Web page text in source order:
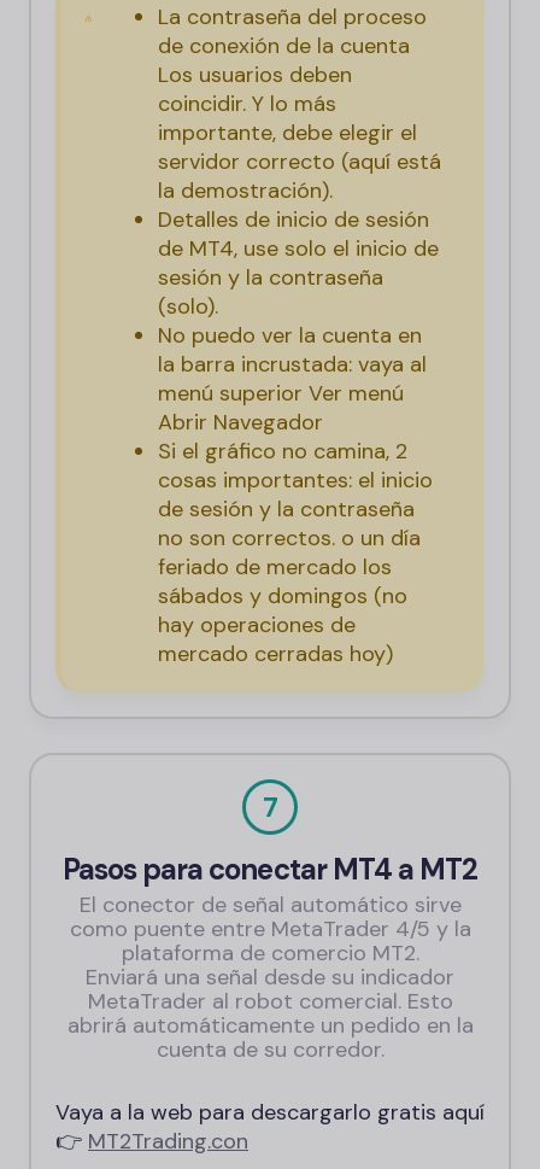
La contraseña del proceso
de conexión de la cuenta
Los usuarios deben
coincidir. Y lo más
importante, debe elegir el
servidor correcto (aquí está
la demostración).
Detalles de inicio de sesión
de MT4, use solo el inicio de
sesión y la contraseña
(solo).
No puedo ver la cuenta en
la barra incrustada: vaya al
menú superior Ver menú
Abrir Navegador
Si el gráfico no camina, 2
cosas importantes: el inicio
de sesión y la contraseña
no son correctos. o un día
feriado de mercado los
sábados y domingos (no
hay operaciones de
mercado cerradas hoy)
7
Pasos para conectar MT4 a MT2
El conector de señal automático sirve
como puente entre MetaTrader 4/5 y la
plataforma de comercio MT2.
Enviará una señal desde su indicador
MetaTrader al robot comercial. Esto
abrirá automáticamente un pedido en la
cuenta de su corredor.
Vaya a la web para descargarlo gratis aquí
👉 MT2Trading.con